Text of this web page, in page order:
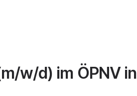
w/d) im ÖPNV in